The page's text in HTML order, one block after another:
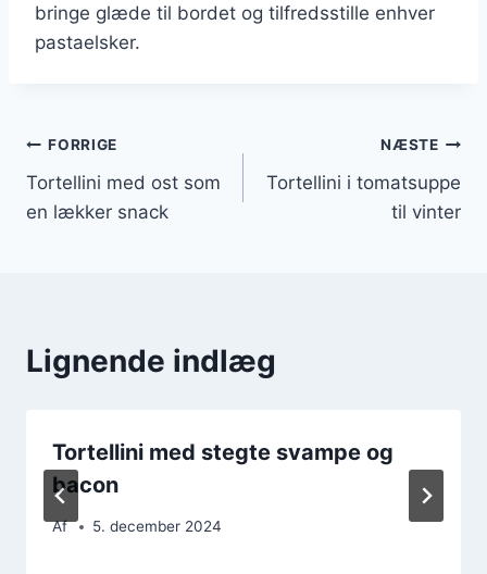
bringe glæde til bordet og tilfredsstille enhver
pastaelsker.
Indlægsnavigation
FORRIGE
Tortellini med ost som
en lækker snack
NÆSTE
Tortellini i tomatsuppe
til vinter
Lignende indlæg
Tortellini med stegte svampe og
bacon
Af 5. december 2024